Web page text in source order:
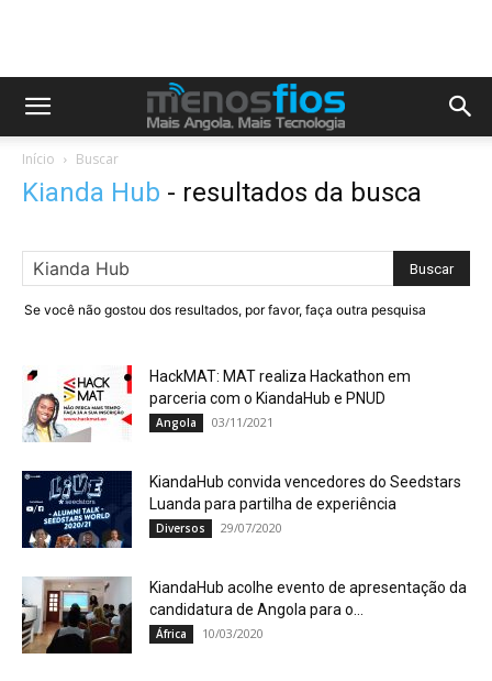
Início Buscar
Kianda Hub - resultados da busca
Se você não gostou dos resultados, por favor, faça outra pesquisa
HackMAT: MAT realiza Hackathon em
parceria com o KiandaHub e PNUD
Angola 03/11/2021
KiandaHub convida vencedores do Seedstars
Luanda para partilha de experiência
Diversos 29/07/2020
KiandaHub acolhe evento de apresentação da
candidatura de Angola para o...
África 10/03/2020